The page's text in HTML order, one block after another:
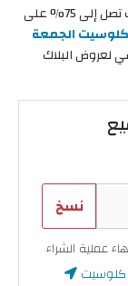
استغل فترة عروض الجمعة البيضاء على الملابس من فوغا كلوسيت قطر، حيث يطرح الموقع تخفيضات تصل إلى 75% على
الجمعة
غير التخفيض الأساسي لعروض البلاك
جميع
نسخ
عملية الشراء
كلوسيت